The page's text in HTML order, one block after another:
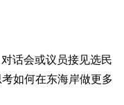
话会或议员接见选民
如何在东海岸做更多